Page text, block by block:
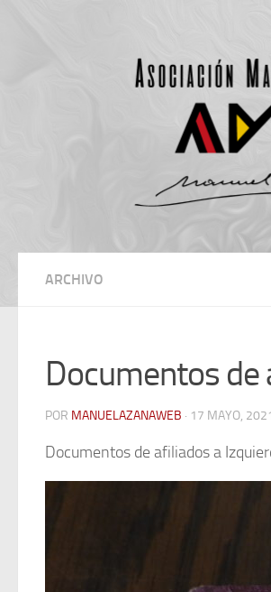
ARCHIVO
Documentos de
POR MANUELAZANAWEB · 17 MAYO,
Documentos de afiliados a